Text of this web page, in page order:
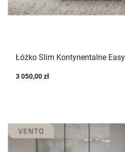
Łóżko Slim Kontynentalne
3 050,00 zł